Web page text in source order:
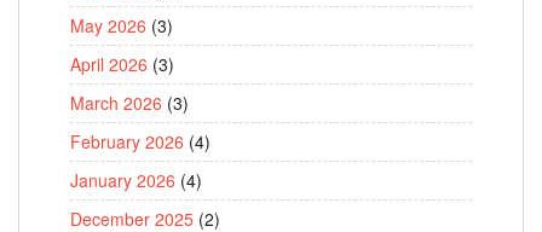
May 2026 (3)
April 2026 (3)
March 2026 (3)
February 2026 (4)
January 2026 (4)
December 2025 (2)